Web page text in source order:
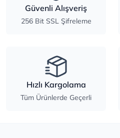
Güvenli Alışveriş
256 Bit SSL Şifreleme
Hızlı Kargolama
Tüm Ürünlerde Geçerli